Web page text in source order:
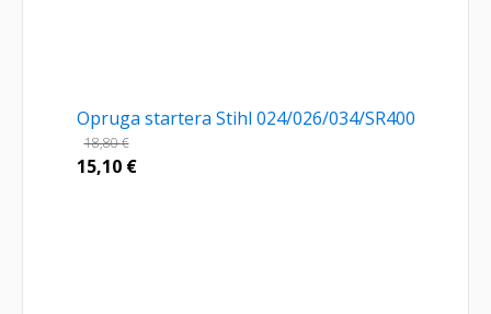
Opruga startera Stihl 024/026/034/SR400
18,80€
15,10 €